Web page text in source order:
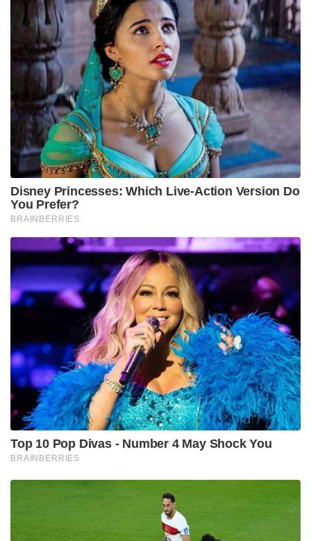
Disney Princesses: Which Live-Action Version Do
You Prefer?
BRAINBERRIES
Top 10 Pop Divas - Number 4 May Shock You
BRAINBERRIES